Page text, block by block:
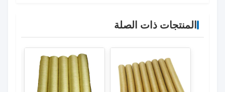
المنتجات ذات الصلة